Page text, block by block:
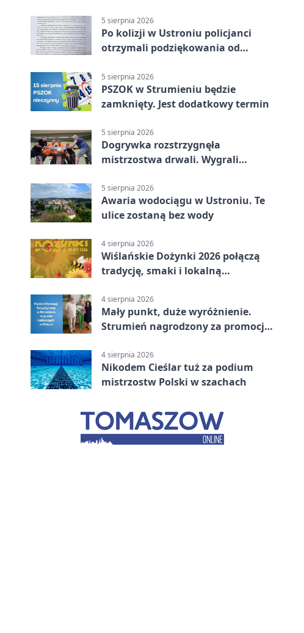
5 sierpnia 2026
Po kolizji w Ustroniu policjanci
otrzymali podziękowania od
5 sierpnia 2026
PSZOK w Strumieniu będzie
zamknięty. Jest dodatkowy termin
5 sierpnia 2026
Dogrywka rozstrzygnęła
mistrzostwa drwali. Wygrali
5 sierpnia 2026
Awaria wodociągu w Ustroniu. Te
ulice zostaną bez wody
4 sierpnia 2026
Wiślańskie Dożynki 2026 połączą
tradycję, smaki i lokalną
4 sierpnia 2026
Mały punkt, duże wyróżnienie.
Strumień nagrodzony za promocję
4 sierpnia 2026
Nikodem Cieślar tuż za podium
mistrzostw Polski w szachach